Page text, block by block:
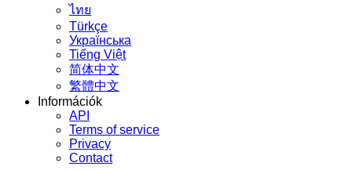
ไทย
Türkçe
Українська
Tiếng Việt
简体中文
繁體中文
Információk
API
Terms of service
Privacy
Contact